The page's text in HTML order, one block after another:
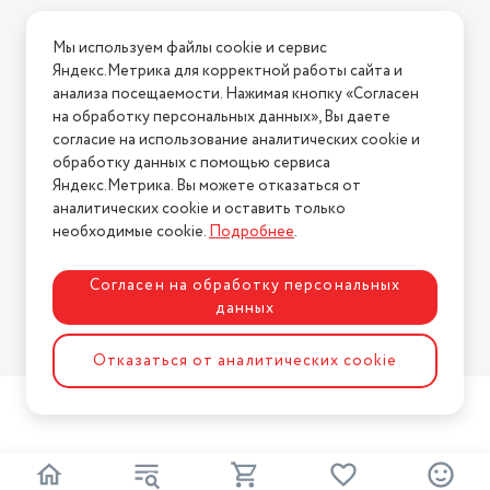
Минимальная
воспроизводимая частота
20 Гц
Диапазон воспроизводимых
частот
20 - 20000 Гц
Условия возврата
Нашли ошибку на сайте? Напишите нам
2026 © Интернет-магазин "АстМаркет". У нас есть всё!
Политика конфиденциальности
Разработка сайтаASTDESIGN
Мы используем файлы cookie и сервис
Яндекс.Метрика для корректной работы сайта и
анализа посещаемости. Нажимая кнопку «Согласен
на обработку персональных данных», Вы даете
согласие на использование аналитических cookie и
обработку данных с помощью сервиса
Яндекс.Метрика. Вы можете отказаться от
аналитических cookie и оставить только
необходимые cookie.Подробнее.
Согласен на обработку персональных
данных
Отказаться от аналитических cookie